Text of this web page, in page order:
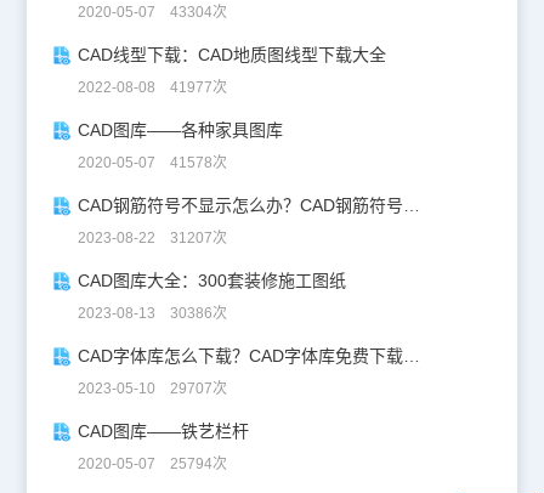
2020-05-07 43304次
CAD线型下载：CAD地质图线型下载大全
2022-08-08 41977次
CAD图库——各种家具图库
2020-05-07 41578次
2023-08-22 31207次
CAD图库大全：300套装修施工图纸
2023-08-13 30386次
CAD字体库怎么下载？CAD字体库免费下载攻略
2023-05-10 29707次
CAD图库——铁艺栏杆
2020-05-07 25794次